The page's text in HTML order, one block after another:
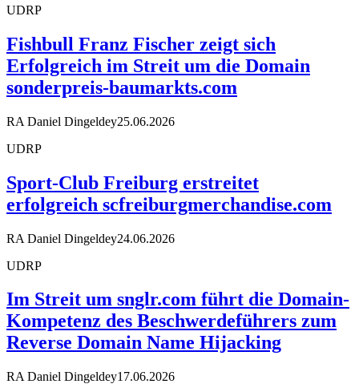
UDRP
Fishbull Franz Fischer zeigt sich
Erfolgreich im Streit um die Domain
sonderpreis-baumarkts.com
RA Daniel Dingeldey25.06.2026
UDRP
Sport-Club Freiburg erstreitet
erfolgreich scfreiburgmerchandise.com
RA Daniel Dingeldey24.06.2026
UDRP
Im Streit um snglr.com führt die Domain-
Kompetenz des Beschwerdeführers zum
Reverse Domain Name Hijacking
RA Daniel Dingeldey17.06.2026